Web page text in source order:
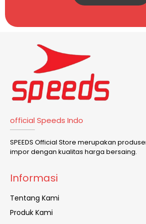
official Speeds Indo
SPEEDS Official Store merupakan
impor dengan kualitas harga bersaing.
Informasi
Tentang Kami
Produk Kami